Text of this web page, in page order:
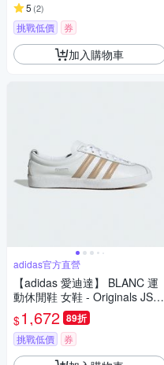
5 (2)
挑戰低價 券
加入購物車
adidas官方直營
【adidas 愛迪達】 BLANC 運
動休閒鞋 女鞋 - Originals JS14
95
$1,672 89折
挑戰低價 券